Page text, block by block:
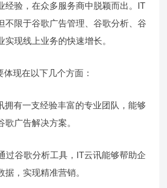
经验，在众多服务商中脱颖而出。IT
不限于谷歌广告管理、谷歌分析、谷
现线上业务的快速增长。
现在以下几个方面：
拥有一支经验丰富的专业团队，能够
广告解决方案。
过谷歌分析工具，IT云讯能够帮助企
，实现精准营销。